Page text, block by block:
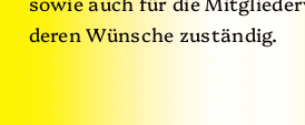
deren Wünsche zuständig.